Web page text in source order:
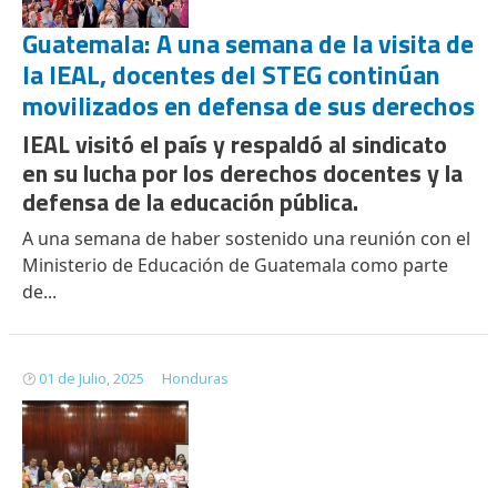
Guatemala: A una semana de la visita de
la IEAL, docentes del STEG continúan
movilizados en defensa de sus derechos
IEAL visitó el país y respaldó al sindicato
en su lucha por los derechos docentes y la
defensa de la educación pública.
A una semana de haber sostenido una reunión con el
Ministerio de Educación de Guatemala como parte
de...
01 de Julio, 2025 Honduras